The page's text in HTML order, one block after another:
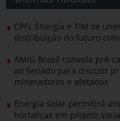
CPFL Energia e TIM se
distribuição do futuro
AMIG Brasil convida pré-
ao Senado para discutir
mineradores e afetados
Energia solar permitirá
hortaliças em projeto